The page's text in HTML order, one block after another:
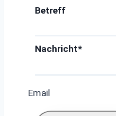
Betreff
Nachricht*
Email